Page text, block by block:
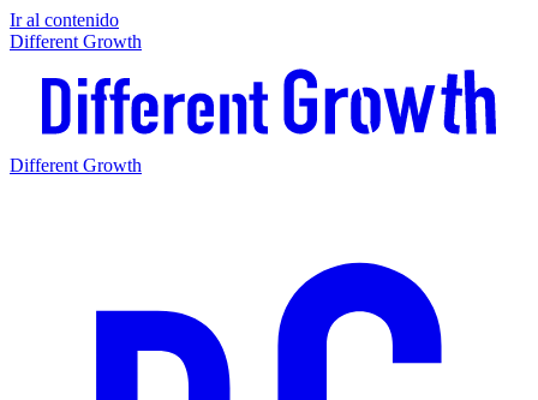
Ir al contenido
Different Growth
Different Growth